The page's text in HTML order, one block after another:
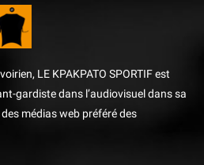
LE KPAKPATO SPORTIF est
gardiste dans l’audiovisuel dans sa
médias web préféré des